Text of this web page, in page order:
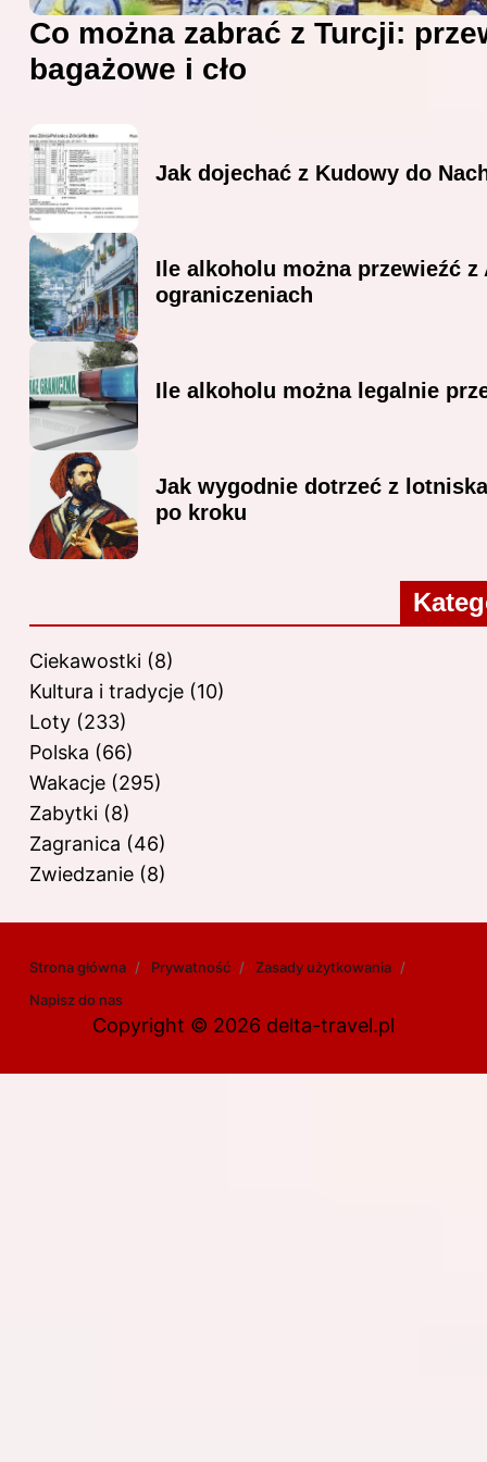
Co można zabrać z Turcji:
bagażowe i cło
Jak dojechać z Kudowy do
Ile alkoholu można przewieźć
ograniczeniach
Ile alkoholu można legalnie
Jak wygodnie dotrzeć z
po kroku
Ciekawostki (8)
Kultura i tradycje (10)
Loty (233)
Polska (66)
Wakacje (295)
Zabytki (8)
Zagranica (46)
Zwiedzanie (8)
Copyright © 2026 delta-travel.pl
Strona główna Prywatność
Zasady użytkowania
Napisz do nas